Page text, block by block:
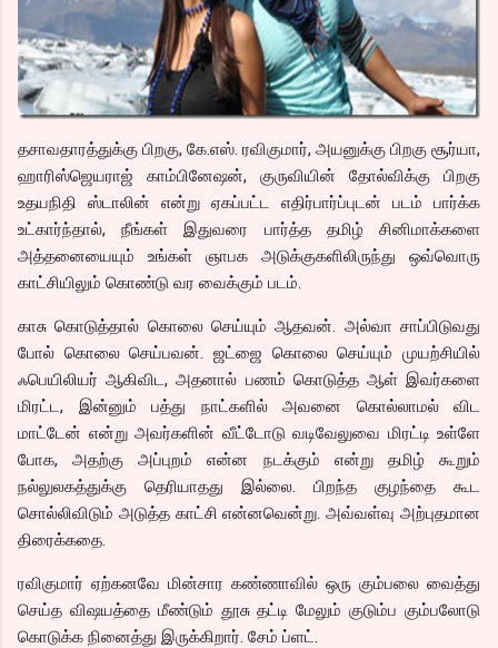
தசாவதாரத்துக்கு பிறகு, கே.எஸ். ரவிகுமார், அயனுக்கு பிறகு சூர்யா,
ஹாரிஸ்ஜெயராஜ் காம்பினேஷன், குருவியின் தோல்விக்கு பிறகு
உதயநிதி ஸ்டாலின் என்று ஏகப்பட்ட எதிர்பார்ப்புடன் படம் பார்க்க
உட்கார்ந்தால், நீங்கள் இதுவரை பார்த்த தமிழ் சினிமாக்களை
அத்தனையையும் உங்கள் ஞாபக அடுக்குகளிலிருந்து ஒவ்வொரு
காட்சியிலும் கொண்டு வர வைக்கும் படம்.
காசு கொடுத்தால் கொலை செய்யும் ஆதவன். அல்வா சாப்பிடுவது
போல் கொலை செய்பவன். ஜட்ஜை கொலை செய்யும் முயற்சியில்
ஃபெயிலியர் ஆகிவிட, அதனால் பணம் கொடுத்த ஆள் இவர்களை
மிரட்ட, இன்னும் பத்து நாட்களில் அவனை கொல்லாமல் விட
மாட்டேன் என்று அவர்களின் வீட்டோடு வடிவேலுவை மிரட்டி உள்ளே
போக, அதற்கு அப்புறம் என்ன நடக்கும் என்று தமிழ் கூறும்
நல்லுலகத்துக்கு தெரியாதது இல்லை. பிறந்த குழந்தை கூட
சொல்லிவிடும் அடுத்த காட்சி என்னவென்று. அவ்வள்வு அற்புதமான
திரைக்கதை.
ரவிகுமார் ஏற்கனவே மின்சார கண்ணாவில் ஒரு கும்பலை வைத்து
செய்த விஷயத்தை மீண்டும் தூசு தட்டி மேலும் குடும்ப கும்பலோடு
கொடுக்க நினைத்து இருக்கிறார். சேம் ப்ளட்.